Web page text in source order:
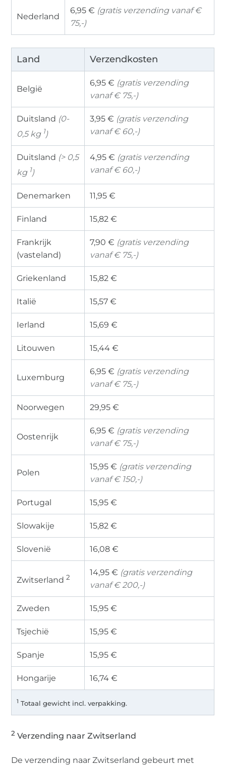
Nederland
6,95 € (gratis verzending vanaf €
75,-)
Land Verzendkosten
België
6,95 € (gratis verzending
vanaf € 75,-)
Duitsland (0-
0,5 kg 1)
3,95 € (gratis verzending
vanaf € 60,-)
Duitsland (> 0,5
kg 1)
4,95 € (gratis verzending
vanaf € 60,-)
Denemarken 11,95 €
Finland 15,82 €
Frankrijk
(vasteland)
7,90 € (gratis verzending
vanaf € 75,-)
Griekenland 15,82 €
Italië 15,57 €
Ierland 15,69 €
Litouwen 15,44 €
Luxemburg
6,95 € (gratis verzending
vanaf € 75,-)
Noorwegen 29,95 €
Oostenrijk
6,95 € (gratis verzending
vanaf € 75,-)
Polen
15,95 € (gratis verzending
vanaf € 150,-)
Portugal 15,95 €
Slowakije 15,82 €
Slovenië 16,08 €
Zwitserland2 14,95 € (gratis verzending
vanaf € 200,-)
Zweden 15,95 €
Tsjechië 15,95 €
Spanje 15,95 €
Hongarije 16,74 €
1 Totaal gewicht incl. verpakking.
2 Verzending naar Zwitserland
De verzending naar Zwitserland gebeurt met